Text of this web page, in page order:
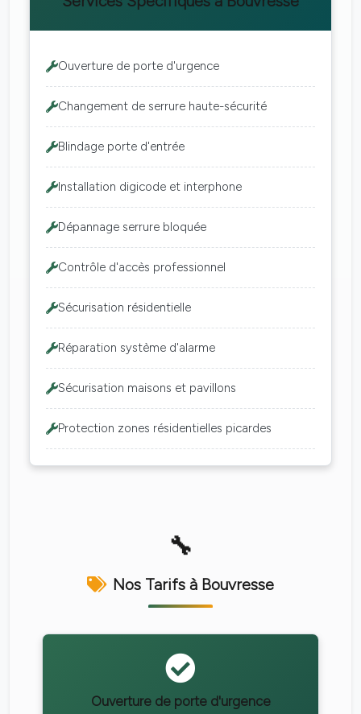
Ouverture de porte d'urgence
Changement de serrure haute-sécurité
Blindage porte d'entrée
Installation digicode et interphone
Dépannage serrure bloquée
Contrôle d'accès professionnel
Sécurisation résidentielle
Réparation système d'alarme
Sécurisation maisons et pavillons
Protection zones résidentielles picardes
Nos Tarifs à Bouvresse
Ouverture de porte d'urgence